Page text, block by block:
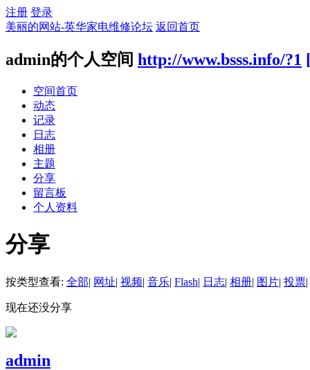
注册 登录
美丽的网站-英华家电维修论坛 返回首页
admin的个人空间 http://www.bsss.info/?1
空间首页
动态
记录
日志
相册
主题
分享
留言板
个人资料
分享
按类型查看: 全部| 网址| 视频| 音乐| Flash| 日志| 相册| 图片| 投票|
现在还没分享
admin